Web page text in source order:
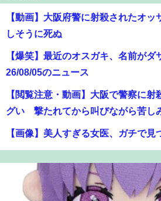
【動画】大阪府警に射殺されたオ
しそうに死ぬ
【爆笑】最近のオスガキ、名前がダ
26/08/05のニュース
【閲覧注意・動画】大阪で警察に
グい 撃たれてから叫びながら苦し
【画像】美人すぎる女医、ガチで見
いいべｗｗｗｗ ：26/08/04のニュー
【衝撃】クルタ族虐 殺の犯人、ツ
ロロの演劇のせいで2人も無駄死に